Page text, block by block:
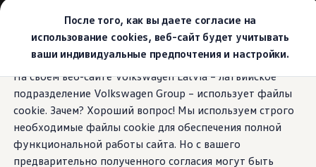
После того, как вы даете согласие на
использование cookies, веб-сайт будет учитывать
ваши индивидуальные предпочтения и настройки.
На своем веб-сайте Volkswagen Latvia – латвийское
подразделение Volkswagen Group – использует файлы
cookie. Зачем? Хороший вопрос! Мы используем строго
необходимые файлы cookie для обеспечения полной
функциональной работы сайта. Но с вашего
предварительно полученного согласия могут быть
основному
содержанию
нижнему
колонтитулу
Выбери свой Volkswagen
Модельный ряд
Новый ID.Cross
Открой для себя семейство внедорожников
Предложения и услуги
Юбилейное предложение
Автомобильный онлайн-магазин Volkswagen
Обмен автомобилей
Лизинг Volkswagen
Гарантия
Бесплатная регистрация для вашего нового